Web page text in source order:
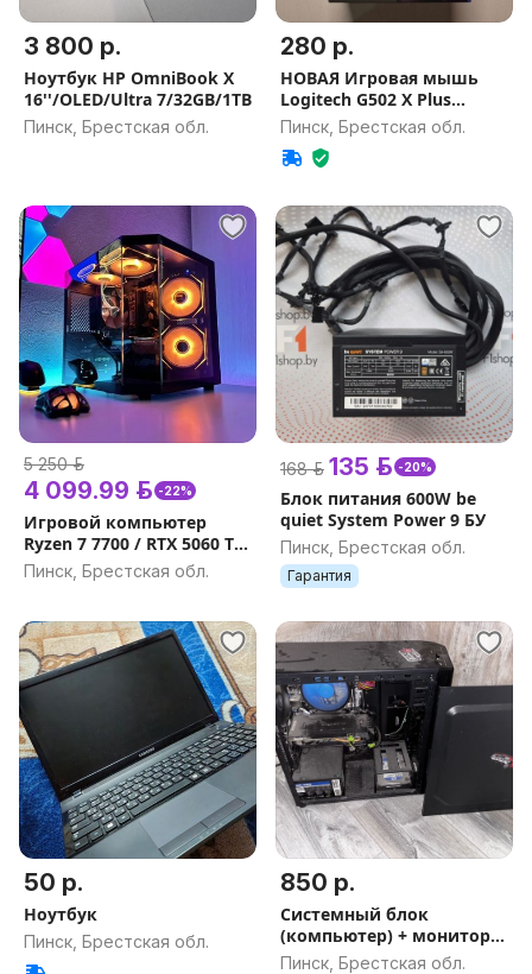
3 800 р.
Ноутбук HP OmniBook X
16''/OLED/Ultra 7/32GB/1TB
Пинск, Брестская обл.
280 р.
НОВАЯ Игровая мышь
Logitech G502 X Plus
(черный)
Пинск, Брестская обл.
5 250 р.
4 099.99 р. -22%
Игровой компьютер
Ryzen 7 7700 / RTX 5060 TI
16Gb / DDR5 32GB, 16GB /
SSD 1TB Гарантия на
Пинск, Брестская обл.
168 р. 135 р. -20%
Блок питания 600W be
quiet System Power 9 БУ
Пинск, Брестская обл.
Гарантия
50 р.
Ноутбук
Пинск, Брестская обл.
850 р.
Системный блок
(компьютер) + монитор +
переферия.
Пинск, Брестская обл.